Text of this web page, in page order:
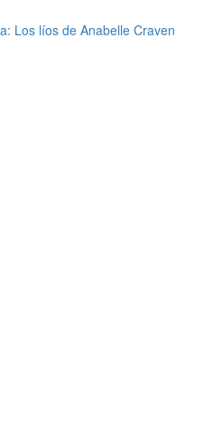
Los líos de Anabelle Craven